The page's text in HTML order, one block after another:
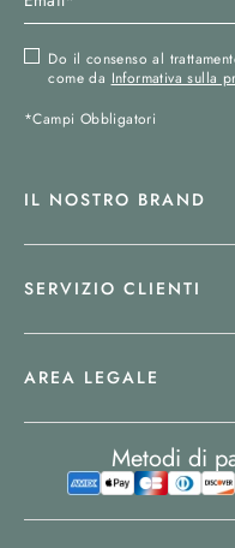
Do il consenso al
come da Informativa sulla
*Campi Obbligatori
IL NOSTRO BRAND
SERVIZIO CLIENTI
AREA LEGALE
Metodi di